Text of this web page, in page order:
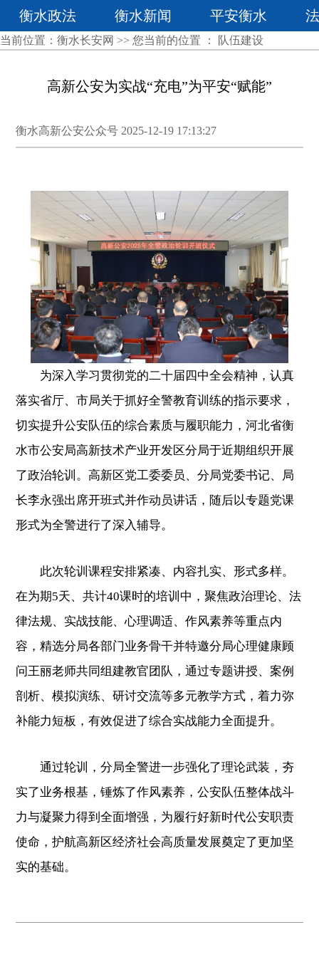
衡水政法 衡水新闻 平安衡水
当前位置： 衡水长安网 >> 您当前的位置 ： 队伍建设
高新公安为实战“充电”为平安“赋能”
衡水高新公安公众号 2025-12-19 17:13:27
为深入学习贯彻党的二十届四中全会精神，认真
落实省厅、市局关于抓好全警教育训练的指示要求，
切实提升公安队伍的综合素质与履职能力，河北省衡
水市公安局高新技术产业开发区分局于近期组织开展
了政治轮训。高新区党工委委员、分局党委书记、局
长李永强出席开班式并作动员讲话，随后以专题党课
形式为全警进行了深入辅导。
此次轮训课程安排紧凑、内容扎实、形式多样。
在为期5天、共计40课时的培训中，聚焦政治理论、法
律法规、实战技能、心理调适、作风素养等重点内
容，精选分局各部门业务骨干并特邀分局心理健康顾
问王丽老师共同组建教官团队，通过专题讲授、案例
剖析、模拟演练、研讨交流等多元教学方式，着力弥
补能力短板，有效促进了综合实战能力全面提升。
通过轮训，分局全警进一步强化了理论武装，夯
实了业务根基，锤炼了作风素养，公安队伍整体战斗
力与凝聚力得到全面增强，为履行好新时代公安职责
使命，护航高新区经济社会高质量发展奠定了更加坚
实的基础。